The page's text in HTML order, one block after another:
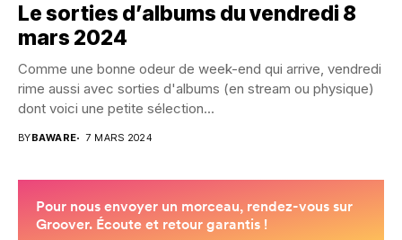
Le sorties d’albums du vendredi 8
mars 2024
Comme une bonne odeur de week-end qui arrive, vendredi
rime aussi avec sorties d'albums (en stream ou physique)
dont voici une petite sélection...
BYBAWARE 7 MARS 2024